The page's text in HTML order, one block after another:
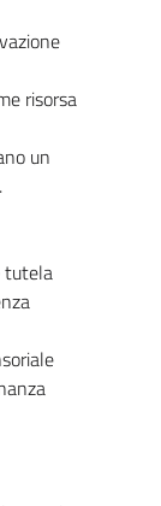
risorsa
un
tutela